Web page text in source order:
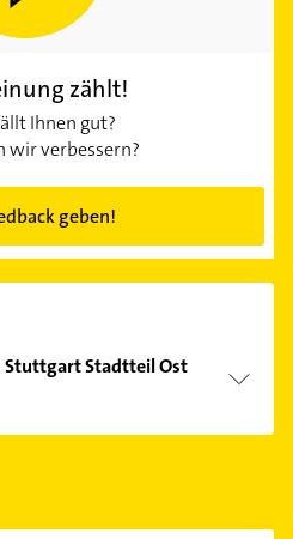
zählt!
Ihnen gut?
wir verbessern?
geben!
Stuttgart Stadtteil Ost
Sie alleÖffnungszeiten.